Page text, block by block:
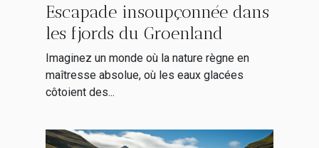
Escapade insoupçonnée dans
les fjords du Groenland
Imaginez un monde où la nature règne en
maîtresse absolue, où les eaux glacées
côtoient des...